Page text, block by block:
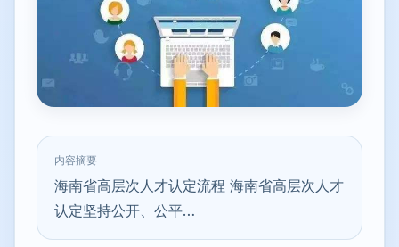
内容摘要
海南省高层次人才认定流程 海南省高层次人才
认定坚持公开、公平…